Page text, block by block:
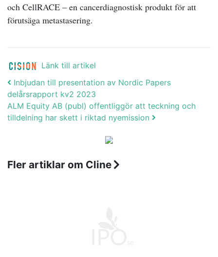
och CellRACE – en cancerdiagnostisk produkt för att
förutsäga metastasering.
Länk till artikel
Post navigation
Inbjudan till presentation av Nordic Papers
delårsrapport kv2 2023
ALM Equity AB (publ) offentliggör att teckning och
tilldelning har skett i riktad nyemission
Fler artiklar om Cline